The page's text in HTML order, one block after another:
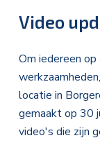
Video
Om iedereen
locatie in
gemaakt op 30
video's die zijn